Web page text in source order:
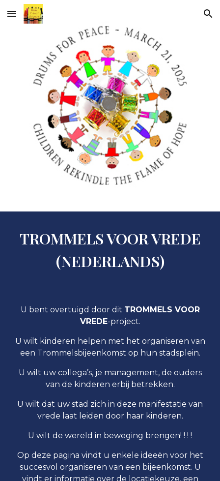
Skip to main content Skip to navigation
TROMMELS VOOR VREDE
(NEDERLANDS)
U bent overtuigd door dit TROMMELS VOOR
VREDE-project.
U wilt kinderen helpen met het organiseren van
een Trommelsbijeenkomst op hun stadsplein.
U wilt uw collega’s, je management, de ouders
van de kinderen erbij betrekken.
U wilt dat uw stad zich in deze manifestatie van
vrede laat leiden door haar kinderen.
U wilt de wereld in beweging brengen! ! ! !
Op deze pagina vindt u enkele ideeën voor het
succesvol organiseren van een bijeenkomst. U
vindt er informatie over de locatiekeuze, een